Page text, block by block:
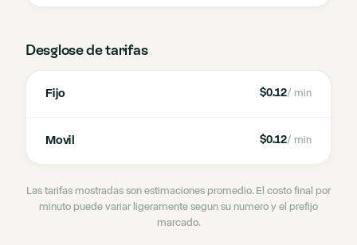
Desglose de tarifas
Fijo $0.12/ min
Movil $0.12/ min
Las tarifas mostradas son estimaciones promedio. El costo final por
minuto puede variar ligeramente segun su numero y el prefijo
marcado.